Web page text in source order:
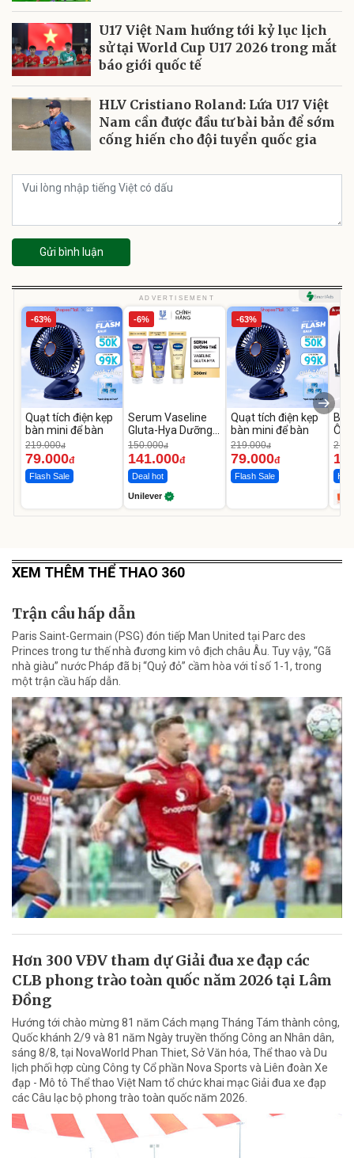
U17 Việt Nam hướng tới kỷ lục lịch
sử tại World Cup U17 2026 trong mắt
báo giới quốc tế
HLV Cristiano Roland: Lứa U17 Việt
Nam cần được đầu tư bài bản để sớm
cống hiến cho đội tuyển quốc gia
Gửi bình luận
ADVERTISEMENT
-63%
Quạt tích điện kẹp
bàn mini để bàn
219.000đ
79.000đ
Flash Sale
-6%
Serum Vaseline
Gluta-Hya Dưỡng
Da Sáng Mịn Sau 7
Ngày
150.000đ
141.000đ
Deal hot
Unilever
-63%
Quạt tích điện kẹp
bàn mini để bàn
219.000đ
79.000đ
Flash Sale
Ô
Hot
XEM THÊM THỂ THAO 360
Trận cầu hấp dẫn
Paris Saint-Germain (PSG) đón tiếp Man United tại Parc des
Princes trong tư thế nhà đương kim vô địch châu Âu. Tuy vậy, “Gã
nhà giàu” nước Pháp đã bị “Quỷ đỏ” cầm hòa với tỉ số 1-1, trong
một trận cầu hấp dẫn.
Hơn 300 VĐV tham dự Giải đua xe đạp các
CLB phong trào toàn quốc năm 2026 tại Lâm
Đồng
Hướng tới chào mừng 81 năm Cách mạng Tháng Tám thành công,
Quốc khánh 2/9 và 81 năm Ngày truyền thống Công an Nhân dân,
sáng 8/8, tại NovaWorld Phan Thiet, Sở Văn hóa, Thể thao và Du
lịch phối hợp cùng Công ty Cổ phần Nova Sports và Liên đoàn Xe
đạp - Mô tô Thể thao Việt Nam tổ chức khai mạc Giải đua xe đạp
các Câu lạc bộ phong trào toàn quốc năm 2026.